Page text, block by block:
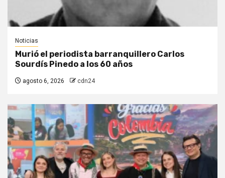
Noticias
Murió el periodista barranquillero Carlos
Sourdís Pinedo a los 60 años
agosto 6, 2026 cdn24